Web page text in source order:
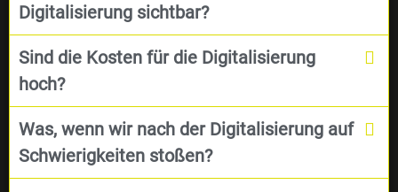
Digitalisierung sichtbar?
Sind die Kosten für die Digitalisierung
hoch?
Was, wenn wir nach der Digitalisierung auf
Schwierigkeiten stoßen?